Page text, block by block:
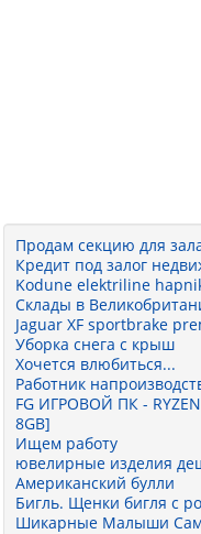
Продам секцию для
Кредит под залог
Kodune elektriline
Склады в
Jaguar XF sportbrake
Уборка снега с крыш
Хочется влюбиться...
Работник
FG ИГРОВОЙ ПК - RYZEN
8GB]
Ищем работу
ювелирные изделия
Американский булли
Бигль. Щенки бигля с
Шикарные Малыши